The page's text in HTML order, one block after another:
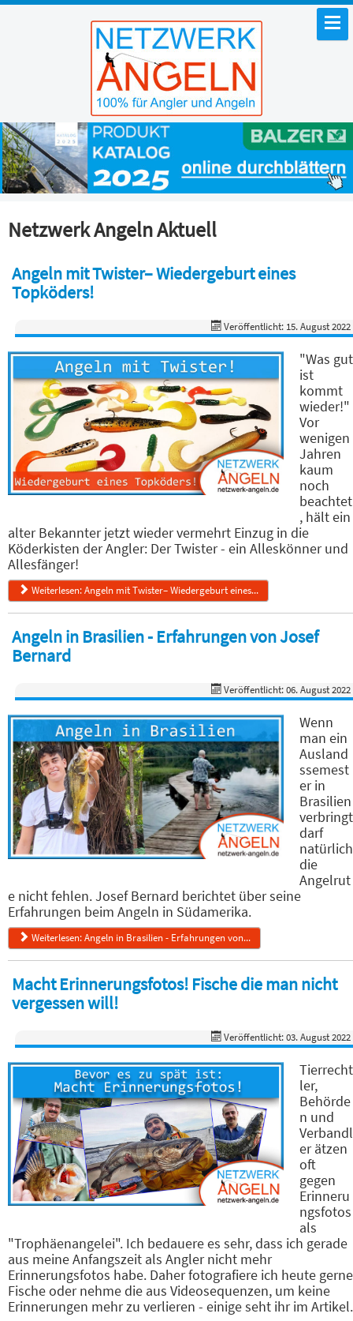
Netzwerk Angeln Aktuell
Angeln mit Twister– Wiedergeburt eines
Topköders!
Veröffentlicht: 15. August 2022
"Was gut
ist
kommt
wieder!"
Vor
wenigen
Jahren
kaum
noch
beachtet
, hält ein
alter Bekannter jetzt wieder vermehrt Einzug in die
Köderkisten der Angler: Der Twister - ein Alleskönner und
Allesfänger!
Weiterlesen: Angeln mit Twister– Wiedergeburt eines...
Angeln in Brasilien - Erfahrungen von Josef
Bernard
Veröffentlicht: 06. August 2022
Wenn
man ein
Ausland
ssemest
er in
Brasilien
verbringt
darf
natürlich
die
Angelrut
e nicht fehlen. Josef Bernard berichtet über seine
Erfahrungen beim Angeln in Südamerika.
Weiterlesen: Angeln in Brasilien - Erfahrungen von...
Macht Erinnerungsfotos! Fische die man nicht
vergessen will!
Veröffentlicht: 03. August 2022
Tierrecht
ler,
Behörde
n und
Verbandl
er ätzen
oft
gegen
Erinneru
ngsfotos
als
"Trophäenangelei". Ich bedauere es sehr, dass ich gerade
aus meine Anfangszeit als Angler nicht mehr
Erinnerungsfotos habe. Daher fotografiere ich heute gerne
Fische oder nehme die aus Videosequenzen, um keine
Erinnerungen mehr zu verlieren - einige seht ihr im Artikel.